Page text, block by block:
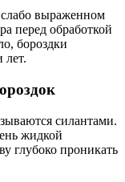
выраженном
перед обработкой
бороздки
лет.
силантами.
жидкой
глубоко проникать